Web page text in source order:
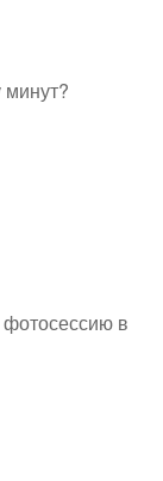
минут?
в